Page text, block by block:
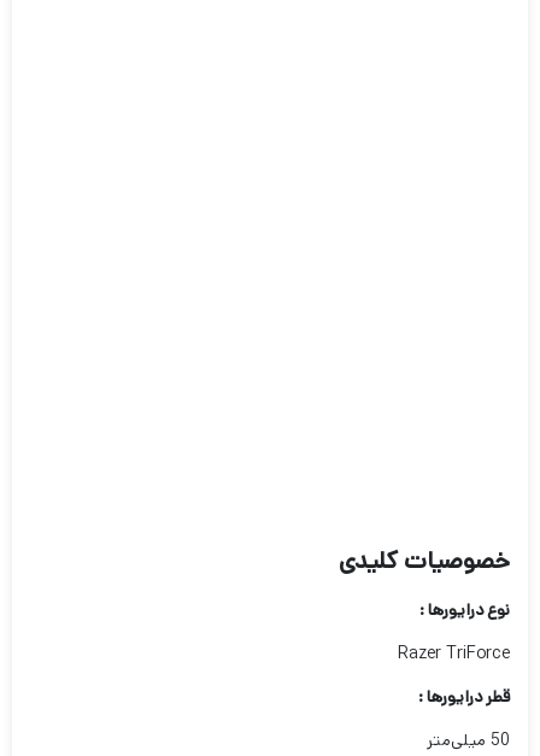
خصوصیات کلیدی
نوع درایورها :
Razer TriForce
قطر درایورها :
50 میلی‌متر